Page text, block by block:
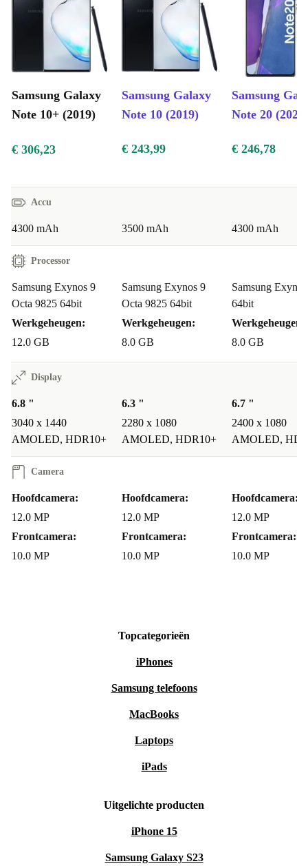
Samsung Galaxy
Note 10+ (2019)
Samsung Galaxy
Note 10 (2019)
Samsung
Note 20 (2020)
€ 306,23 € 243,99 € 246,78
Accu
4300 mAh 3500 mAh 4300 mAh
Processor
Samsung Exynos 9
Octa 9825 64bit
Werkgeheugen:
12.0 GB
Samsung Exynos 9
Octa 9825 64bit
Werkgeheugen:
8.0 GB
Samsung
64bit
Werkgeheugen:
8.0 GB
Display
6.8 "
3040 x 1440
AMOLED, HDR10+
6.3 "
2280 x 1080
AMOLED, HDR10+
6.7 "
2400 x 1080
AMOLED,
Camera
Hoofdcamera:
12.0 MP
Frontcamera:
10.0 MP
Hoofdcamera:
12.0 MP
Frontcamera:
10.0 MP
Hoofdcamera:
12.0 MP
Frontcamera:
10.0 MP
Topcategorieën
iPhones
Samsung telefoons
MacBooks
Laptops
iPads
Uitgelichte producten
iPhone 15
Samsung Galaxy S23